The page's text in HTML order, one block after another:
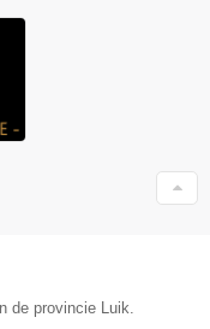
de provincie Luik.